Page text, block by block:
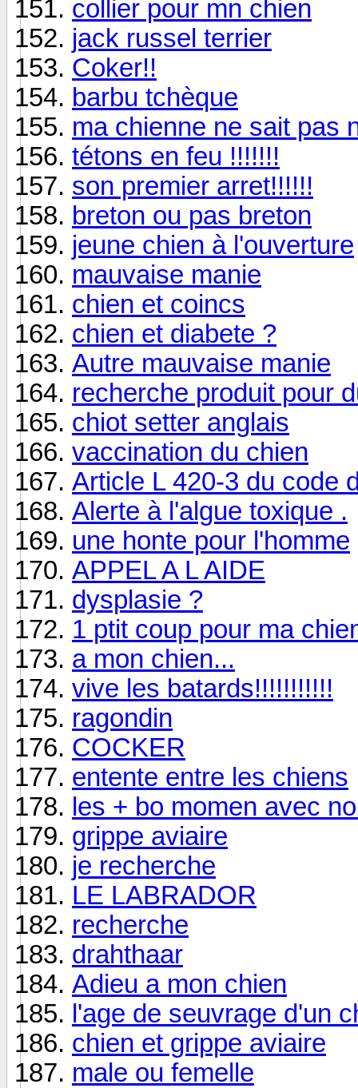
collier pour mn chien
jack russel terrier
Coker!!
barbu tchèque
ma chienne ne sait pas
tétons en feu !!!!!!!
son premier arret!!!!!!
breton ou pas breton
jeune chien à l'ouverture
mauvaise manie
chien et coincs
chien et diabete ?
Autre mauvaise manie
recherche produit pour
chiot setter anglais
vaccination du chien
Article L 420-3 du code
Alerte à l'algue toxique .
une honte pour l'homme
APPEL A L AIDE
dysplasie ?
1 ptit coup pour ma
a mon chien...
vive les batards!!!!!!!!!!!
ragondin
COCKER
entente entre les chiens
les + bo momen avec
grippe aviaire
je recherche
LE LABRADOR
recherche
drahthaar
Adieu a mon chien
l'age de seuvrage d'un
chien et grippe aviaire
male ou femelle